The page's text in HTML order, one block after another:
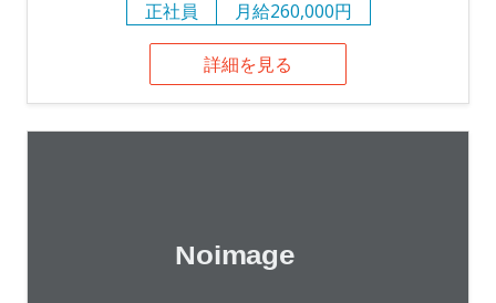
正社員
月給260,000円
詳細を見る